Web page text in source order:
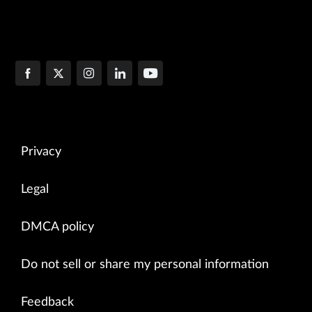
Privacy
Legal
DMCA policy
Do not sell or share my personal information
Feedback